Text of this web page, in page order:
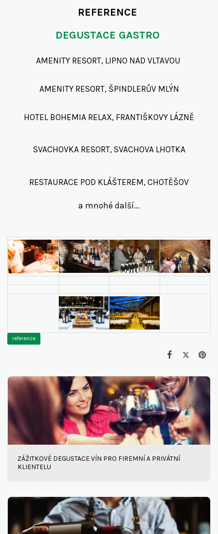
REFERENCE
DEGUSTACE GASTRO
AMENITY RESORT, LIPNO NAD VLTAVOU
AMENITY RESORT, ŠPINDLERŮV MLÝN
HOTEL BOHEMIA RELAX, FRANTIŠKOVY LÁZNĚ
SVACHOVKA RESORT, SVACHOVA LHOTKA
RESTAURACE POD KLÁŠTEREM, CHOTĚŠOV
a mnohé další...
reference
ZÁŽITKOVÉ DEGUSTACE VÍN PRO FIREMNÍ A PRIVÁTNÍ
KLIENTELU